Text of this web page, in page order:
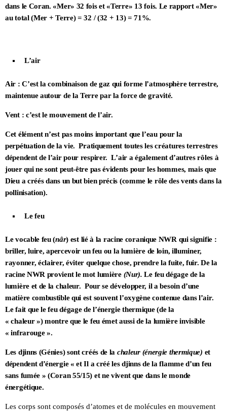
dans le Coran. «Mer» 32 fois et «Terre» 13 fois. Le rapport «Mer»
au total (Mer + Terre) = 32 / (32 + 13) = 71%.
L’air
Air : C’est la combinaison de gaz qui forme l’atmosphère terrestre,
maintenue autour de la Terre par la force de gravité.
Vent : c’est le mouvement de l’air.
Cet élément n’est pas moins important que l’eau pour la
perpétuation de la vie. Pratiquement toutes les créatures terrestres
dépendent de l’air pour respirer. L’air a également d’autres rôles à
jouer qui ne sont peut-être pas évidents pour les hommes, mais que
Dieu a créés dans un but bien précis (comme le rôle des vents dans la
pollinisation).
Le feu
Le vocable feu (nâr) est lié à la racine coranique NWR qui signifie :
briller, luire, apercevoir un feu ou la lumière de loin, illuminer,
rayonner, éclairer, éviter quelque chose, prendre la fuite, fuir. De la
racine NWR provient le mot lumière (Nur). Le feu dégage de la
lumière et de la chaleur. Pour se développer, il a besoin d’une
matière combustible qui est souvent l’oxygène contenue dans l’air.
Le fait que le feu dégage de l’énergie thermique (de la
« chaleur ») montre que le feu émet aussi de la lumière invisible
« infrarouge ».
Les djinns (Génies) sont créés de la chaleur (énergie thermique) et
dépendent d’énergie « et Il a créé les djinns de la flamme d’un feu
sans fumée » (Coran 55/15) et ne vivent que dans le monde
énergétique.
Les corps sont composés d’atomes et de molécules en mouvement